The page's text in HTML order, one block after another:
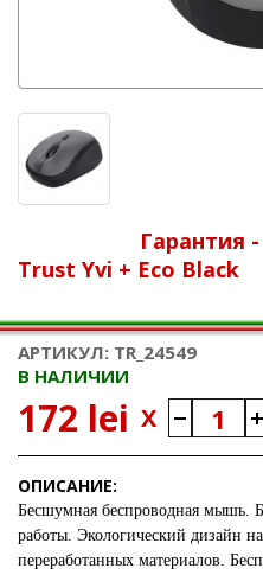
Гарантия
Trust Yvi + Eco Black
АРТИКУЛ: TR_24549
В НАЛИЧИИ
172 lei X
ОПИСАНИЕ:
Бесшумная беспроводная мышь.
работы. Экологический дизайн
переработанных материалов.